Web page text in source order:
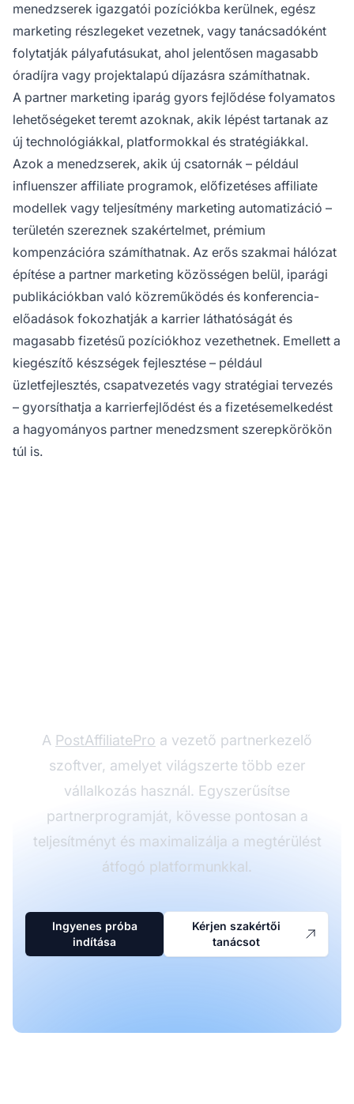
menedzserek igazgatói pozíciókba kerülnek, egész
marketing részlegeket vezetnek, vagy tanácsadóként
folytatják pályafutásukat, ahol jelentősen magasabb
óradíjra vagy projektalapú díjazásra számíthatnak.
A partner marketing iparág gyors fejlődése folyamatos
lehetőségeket teremt azoknak, akik lépést tartanak az
új technológiákkal, platformokkal és stratégiákkal.
Azok a menedzserek, akik új csatornák – például
influenszer affiliate programok, előfizetéses affiliate
modellek vagy teljesítmény marketing automatizáció –
területén szereznek szakértelmet, prémium
kompenzációra számíthatnak. Az erős szakmai hálózat
építése a partner marketing közösségen belül, iparági
publikációkban való közreműködés és konferencia-
előadások fokozhatják a karrier láthatóságát és
magasabb fizetésű pozíciókhoz vezethetnek. Emellett a
kiegészítő készségek fejlesztése – például
üzletfejlesztés, csapatvezetés vagy stratégiai tervezés
– gyorsíthatja a karrierfejlődést és a fizetésemelkedést
a hagyományos partner menedzsment szerepkörökön
túl is.
A PostAffiliatePro a vezető partnerkezelő
szoftver, amelyet világszerte több ezer
vállalkozás használ. Egyszerűsítse
partnerprogramját, kövesse pontosan a
teljesítményt és maximalizálja a megtérülést
átfogó platformunkkal.
Ingyenes próba
indítása
Kérjen szakértői
tanácsot